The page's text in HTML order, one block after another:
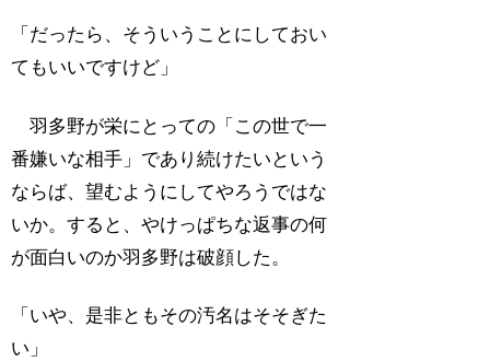
「だったら、そういうことにしておい
てもいいですけど」
羽多野が栄にとっての「この世で一
番嫌いな相手」であり続けたいという
ならば、望むようにしてやろうではな
いか。すると、やけっぱちな返事の何
が面白いのか羽多野は破顔した。
「いや、是非ともその汚名はそそぎた
い」